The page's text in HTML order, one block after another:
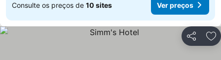
Consulte os preços de 10 sites Ver preços
Partilhar